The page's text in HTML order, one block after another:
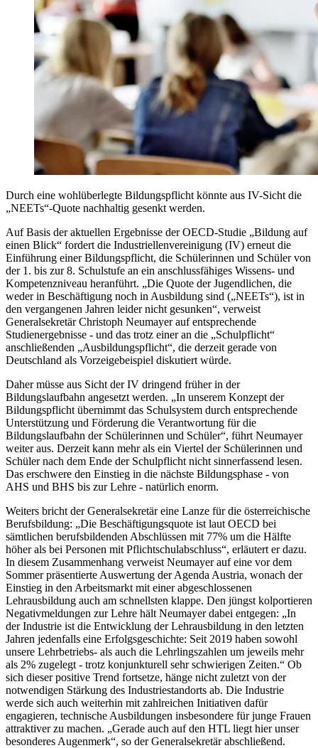
Durch eine wohlüberlegte Bildungspflicht könnte aus IV-Sicht die
„NEETs“-Quote nachhaltig gesenkt werden.
Auf Basis der aktuellen Ergebnisse der OECD-Studie „Bildung auf
einen Blick“ fordert die Industriellenvereinigung (IV) erneut die
Einführung einer Bildungspflicht, die Schülerinnen und Schüler von
der 1. bis zur 8. Schulstufe an ein anschlussfähiges Wissens- und
Kompetenzniveau heranführt. „Die Quote der Jugendlichen, die
weder in Beschäftigung noch in Ausbildung sind („NEETs“), ist in
den vergangenen Jahren leider nicht gesunken“, verweist
Generalsekretär Christoph Neumayer auf entsprechende
Studienergebnisse - und das trotz einer an die „Schulpflicht“
anschließenden „Ausbildungspflicht“, die derzeit gerade von
Deutschland als Vorzeigebeispiel diskutiert würde.
Daher müsse aus Sicht der IV dringend früher in der
Bildungslaufbahn angesetzt werden. „In unserem Konzept der
Bildungspflicht übernimmt das Schulsystem durch entsprechende
Unterstützung und Förderung die Verantwortung für die
Bildungslaufbahn der Schülerinnen und Schüler“, führt Neumayer
weiter aus. Derzeit kann mehr als ein Viertel der Schülerinnen und
Schüler nach dem Ende der Schulpflicht nicht sinnerfassend lesen.
Das erschwere den Einstieg in die nächste Bildungsphase - von
AHS und BHS bis zur Lehre - natürlich enorm.
Weiters bricht der Generalsekretär eine Lanze für die österreichische
Berufsbildung: „Die Beschäftigungsquote ist laut OECD bei
sämtlichen berufsbildenden Abschlüssen mit 77% um die Hälfte
höher als bei Personen mit Pflichtschulabschluss“, erläutert er dazu.
In diesem Zusammenhang verweist Neumayer auf eine vor dem
Sommer präsentierte Auswertung der Agenda Austria, wonach der
Einstieg in den Arbeitsmarkt mit einer abgeschlossenen
Lehrausbildung auch am schnellsten klappe. Den jüngst kolportieren
Negativmeldungen zur Lehre hält Neumayer dabei entgegen: „In
der Industrie ist die Entwicklung der Lehrausbildung in den letzten
Jahren jedenfalls eine Erfolgsgeschichte: Seit 2019 haben sowohl
unsere Lehrbetriebs- als auch die Lehrlingszahlen um jeweils mehr
als 2% zugelegt - trotz konjunkturell sehr schwierigen Zeiten.“ Ob
sich dieser positive Trend fortsetze, hänge nicht zuletzt von der
notwendigen Stärkung des Industriestandorts ab. Die Industrie
werde sich auch weiterhin mit zahlreichen Initiativen dafür
engagieren, technische Ausbildungen insbesondere für junge Frauen
attraktiver zu machen. „Gerade auch auf den HTL liegt hier unser
besonderes Augenmerk“, so der Generalsekretär abschließend.